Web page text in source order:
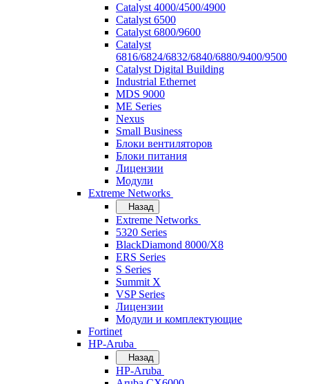
Catalyst 4000/4500/4900
Catalyst 6500
Catalyst 6800/9600
Catalyst
6816/6824/6832/6840/6880/9400/9500
Catalyst Digital Building
Industrial Ethernet
MDS 9000
ME Series
Nexus
Small Business
Блоки вентиляторов
Блоки питания
Лицензии
Модули
Extreme Networks
Назад
Extreme Networks
5320 Series
BlackDiamond 8000/X8
ERS Series
S Series
Summit X
VSP Series
Лицензии
Модули и комплектующие
Fortinet
HP-Aruba
Назад
HP-Aruba